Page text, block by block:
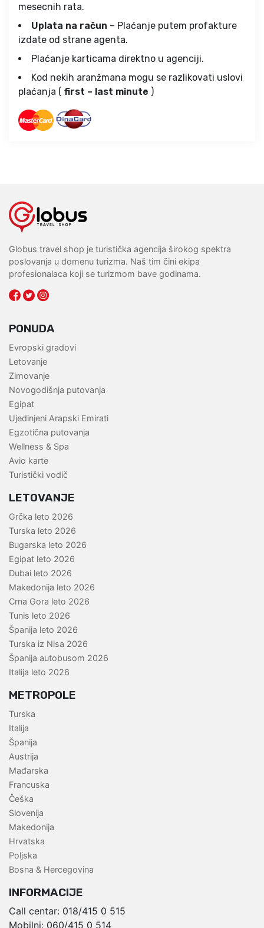
mesecnih rata.
Uplata na račun – Plaćanje putem profakture
izdate od strane agenta.
Plaćanje karticama direktno u agenciji.
Kod nekih aranžmana mogu se razlikovati uslovi
plaćanja ( first – last minute )
Globus travel shop je turistička agencija širokog spektra
poslovanja u domenu turizma. Naš tim čini ekipa
profesionalaca koji se turizmom bave godinama.
PONUDA
Evropski gradovi
Letovanje
Zimovanje
Novogodišnja putovanja
Egipat
Ujedinjeni Arapski Emirati
Egzotična putovanja
Wellness & Spa
Avio karte
Turistički vodič
LETOVANJE
Grčka leto 2026
Turska leto 2026
Bugarska leto 2026
Egipat leto 2026
Dubai leto 2026
Makedonija leto 2026
Crna Gora leto 2026
Tunis leto 2026
Španija leto 2026
Turska iz Nisa 2026
Španija autobusom 2026
Italija leto 2026
METROPOLE
Turska
Italija
Španija
Austrija
Mađarska
Francuska
Češka
Slovenija
Makedonija
Hrvatska
Poljska
Bosna & Hercegovina
INFORMACIJE
Call centar: 018/415 0 515
Mobilni: 060/415 0 514